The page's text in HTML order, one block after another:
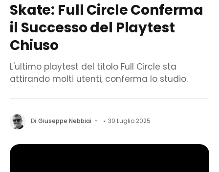
Skate: Full Circle Conferma
il Successo del Playtest
Chiuso
L'ultimo playtest del titolo Full Circle sta
attirando molti utenti, conferma lo studio.
Di Giuseppe Nebbiai 30 Luglio 2025